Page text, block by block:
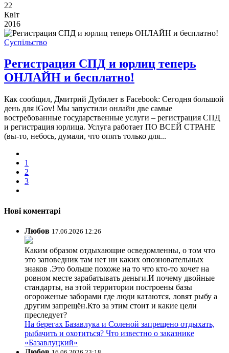
22
Квіт
2016
Суспільство
Регистрация СПД и юрлиц теперь
ОНЛАЙН и бесплатно!
Как сообщил, Дмитрий Дубилет в Facebook: Сегодня большой
день для iGov! Мы запустили онлайн две самые
востребованные государственные услуги – регистрация СПД
и регистрация юрлица. Услуга работает ПО ВСЕЙ СТРАНЕ
(вы-то, небось, думали, что опять только для...
1
2
3
Нові коментарі
Любов 17.06.2026 12:26
Каким образом отдыхающие осведомленны, о том что
это заповедник там нет ни каких опозновательных
знаков .Это больше похоже на то что кто-то хочет на
ровном месте зарабатывать деньги.И почему двойные
стандарты, на этой территории построены базы
огороженые заборами где люди катаются, ловят рыбу а
другим запрещён.Кто за этим стоит и какие цели
преследует?
На берегах Базавлука и Соленой запрещено отдыхать,
рыбачить и охотиться? Что известно о заказнике
«Базавлуцкий»